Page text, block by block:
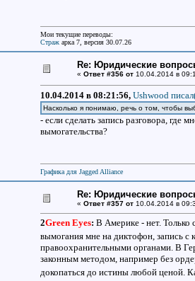
Мои текущие переводы:
Стражарка 7, версия 30.07.26
Re: Юридические
« Ответ #356 от10.04.2014 в
10.04.2014 в 08:21:56, Ushwood
Насколько я понимаю, речь о том, чтобы
- если сделать запись разговора, где
вымогательства?
Графика для Jagged Alliance
Re: Юридические
« Ответ #357 от10.04.2014 в
2Green Eyes: В Америке - нет. Только
вымогания мне на диктофон, запись
правоохранительными органами. В
законным методом, например без
докопаться до истины любой ценой.